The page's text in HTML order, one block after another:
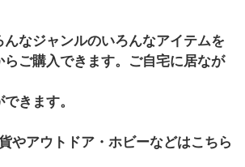
なジャンルのいろんなアイテムを
らご購入できます。ご自宅に居なが
きます。
やアウトドア・ホビーなどはこちら